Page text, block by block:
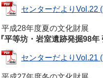
センターだよりVol.22
平成28年度夏の文化財展
『平等坊・岩室遺跡発掘98年
センターだよりVol.21